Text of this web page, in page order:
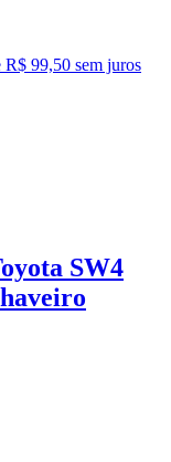
R$ 99,50 sem juros
SW4